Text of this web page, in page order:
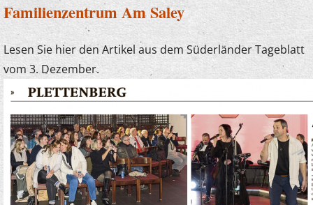
Familienzentrum Am Saley
Lesen Sie hier den Artikel aus dem Süderländer Tageblatt
vom 3. Dezember.